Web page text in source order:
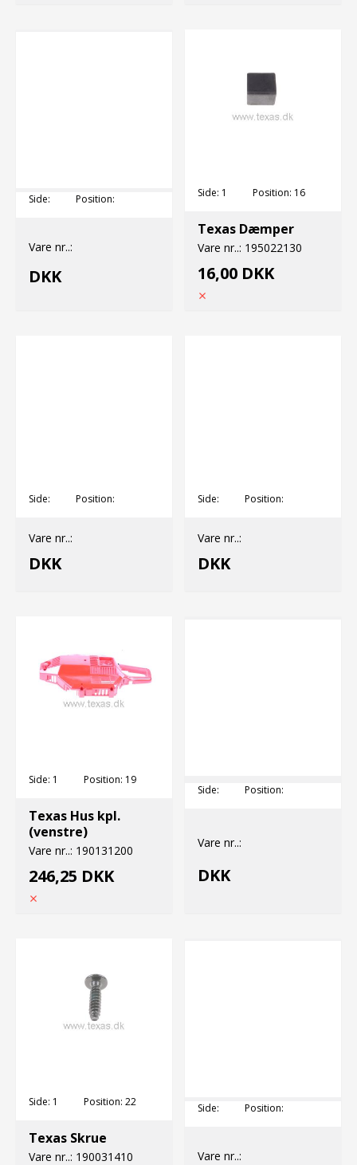
Side: Position:
Vare nr..:
DKK
Side: 1 Position: 16
Texas Dæmper
Vare nr..: 195022130
16,00 DKK
Side: Position:
Vare nr..:
DKK
Side: Position:
Vare nr..:
DKK
Side: 1 Position: 19
Texas Hus kpl.
(venstre)
Vare nr..: 190131200
246,25 DKK
Side: Position:
Vare nr..:
DKK
Side: 1 Position: 22
Texas Skrue
Vare nr..: 190031410
Side: Position:
Vare nr..: